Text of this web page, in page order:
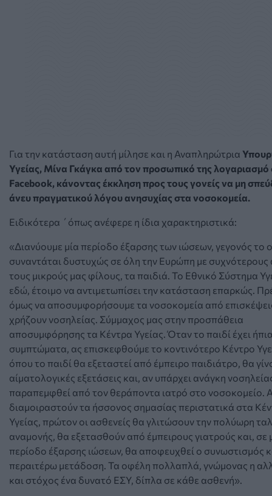
Για την κατάσταση αυτή μίλησε και η Αναπληρώτρια
Υγείας, Μίνα Γκάγκα από τον προσωπικό της λογαριασμό
Facebook, κάνοντας έκκληση προς τους γονείς να μη
άνευ πραγματικού λόγου ανησυχίας στα νοσοκομεία.
Ειδικότερα ΄όπως ανέφερε η ίδια χαρακτηριστικά:
«Διανύουμε μία περίοδο έξαρσης των ιώσεων, γεγονός το
συναντάται δυστυχώς σε όλη την Ευρώπη με συχνότερους
τους μικρούς μας φίλους, τα παιδιά. Το Εθνικό Σύστημα
εδώ, έτοιμο να αντιμετωπίσει την κατάσταση επαρκώς.
όμως να αποσυμφορήσουμε τα νοσοκομεία από
χρήζουν νοσηλείας. Σύμμαχος μας στην προσπάθεια
αποσυμφόρησης τα Κέντρα Υγείας. Όταν το παιδί έχει
συμπτώματα, ας επισκεφθούμε το κοντινότερο Κέντρο
όπου το παιδί θα εξεταστεί από έμπειρο παιδιάτρο, θα
αίματολογικές εξετάσεις και, αν υπάρχει ανάγκη
παραπεμφθεί από τον θεράποντα ιατρό στο νοσοκομείο.
διαμοιραστούν τα ήσσονος σημασίας περιστατικά στα
Υγείας, πρώτον οι ασθενείς θα γλιτώσουν την πολύωρη
αναμονής, θα εξετασθούν από έμπειρους γιατρούς και, σε
περίοδο έξαρσης ιώσεων, θα αποφευχθεί ο συνωστισμός
περαιτέρω μετάδοση. Τα οφέλη πολλαπλά, γνώμονας η
και στόχος ένα δυνατό ΕΣΥ, δίπλα σε κάθε ασθενή».